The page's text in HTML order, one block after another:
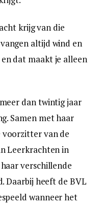
krijg van die
altijd wind en
dat maakt je alleen
dan twintig jaar
Samen met haar
voorzitter van de
Leerkrachten in
verschillende
Daarbij heeft de BVL
wanneer het